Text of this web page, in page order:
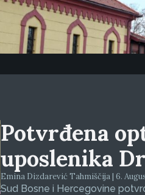
Potvrđena
uposlenika
Emina Dizdarević Tahmiščija | 6.
Sud Bosne i Hercegovine